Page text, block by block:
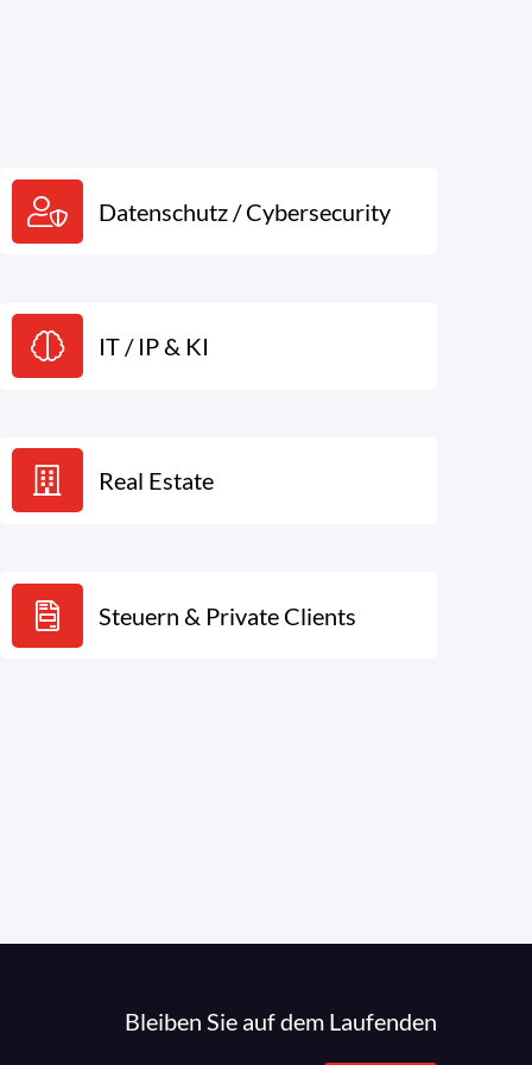
Datenschutz / Cybersecurity
IT / IP & KI
Real Estate
Steuern & Private Clients
Bleiben Sie auf dem Laufenden